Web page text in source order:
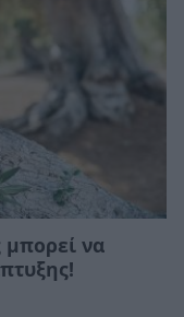
μπορεί να